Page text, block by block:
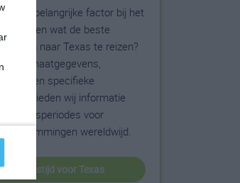
een belangrijke factor bij het
je weten wat de beste
zijn om naar Texas te reizen?
klimaatgegevens,
en specifieke
bieden wij informatie
reisperiodes voor
bestemmingen wereldwijd.
beste reistijd voor Texas